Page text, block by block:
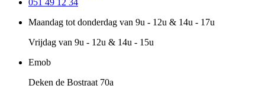
Maandag tot donderdag van 9u - 12u & 14u - 17u
Vrijdag van 9u - 12u & 14u - 15u
Emob
Deken de Bostraat 70a